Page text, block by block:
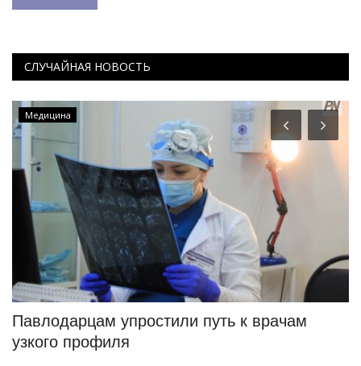
СЛУЧАЙНАЯ НОВОСТЬ
Медицина
Павлодарцам упростили путь к врачам
узкого профиля